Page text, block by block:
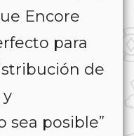
Encore
para
de
y
posible”